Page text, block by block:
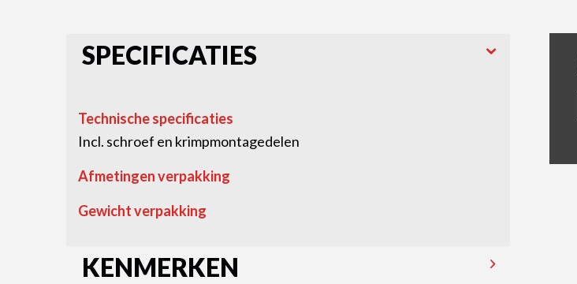
SPECIFICATIES
Technische specificaties
Incl. schroef en krimpmontagedelen
Afmetingen verpakking
Gewicht verpakking
KENMERKEN